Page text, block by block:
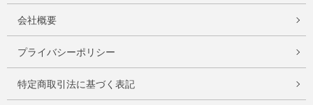
会社概要
プライバシーポリシー
特定商取引法に基づく表記